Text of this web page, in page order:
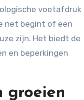
voetafdruk
net begint of een
zijn. Het biedt de
en beperkingen
groeien